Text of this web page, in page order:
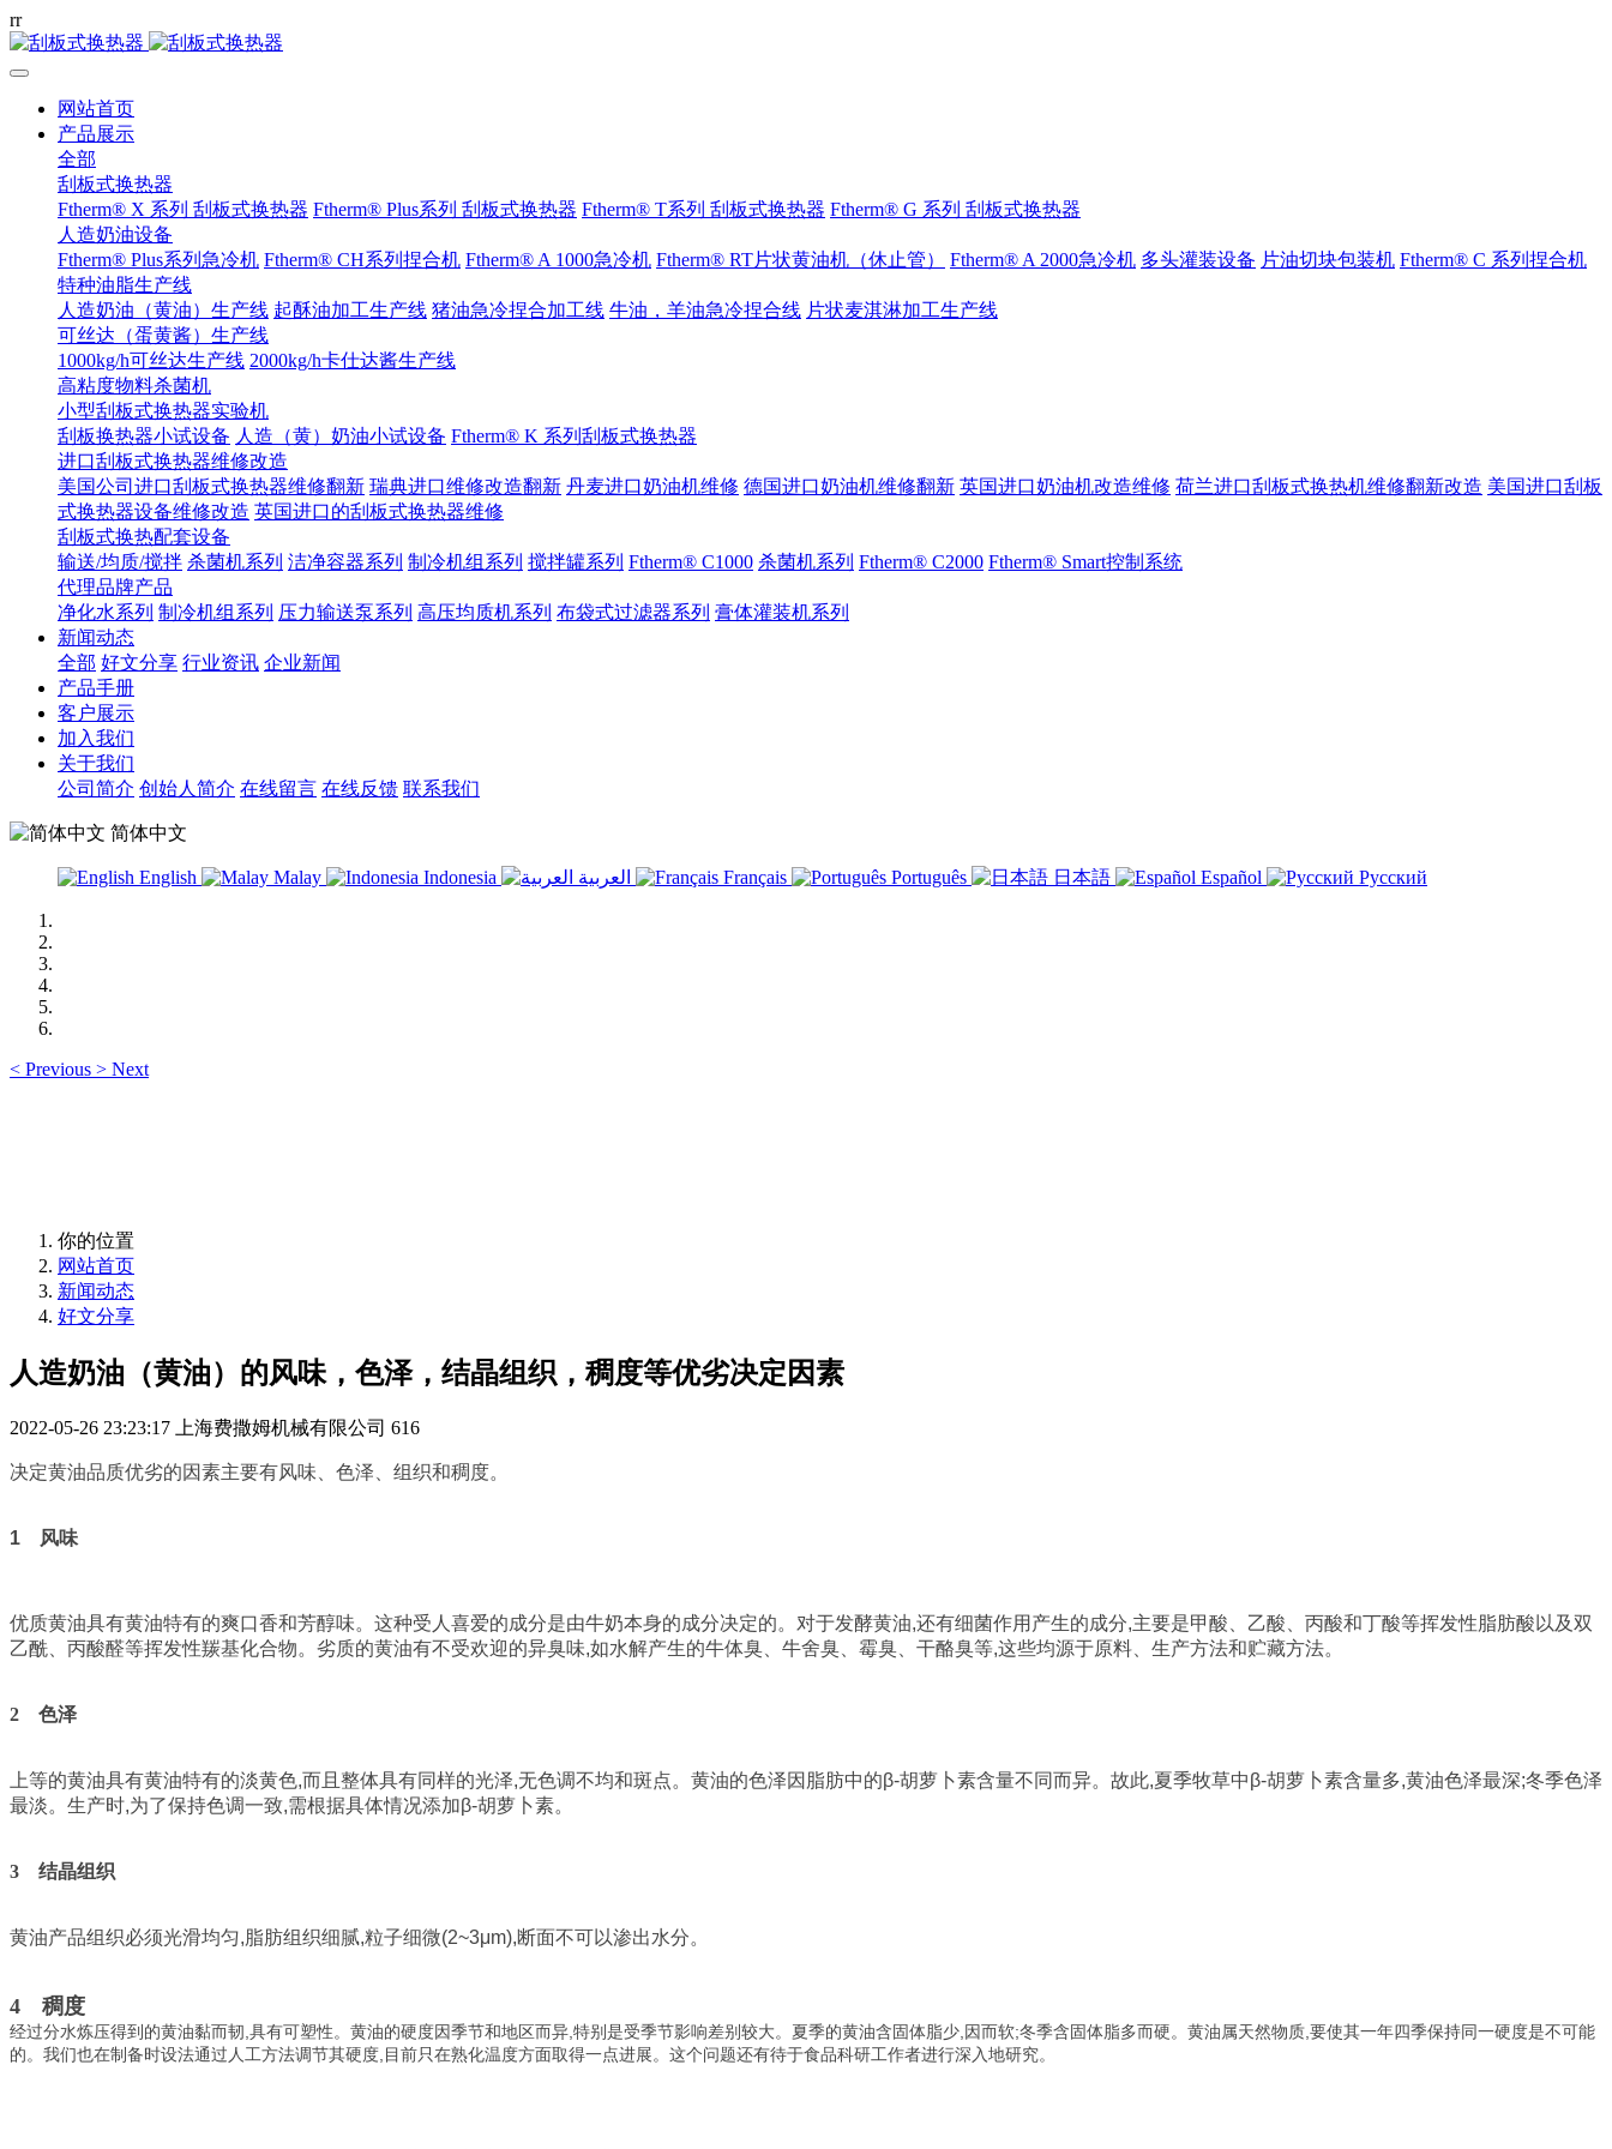
rr
网站首页
产品展示
全部
刮板式换热器
Ftherm® X 系列 刮板式换热器 Ftherm® Plus系列 刮板式换热器 Ftherm® T系列 刮板式换热器 Ftherm® G 系列 刮板式换热器
人造奶油设备
Ftherm® Plus系列急冷机 Ftherm® CH系列捏合机 Ftherm® A 1000急冷机 Ftherm® RT片状黄油机（休止管） Ftherm® A 2000急冷机 多头灌装设备 片油切块包装机 Ftherm® C 系列捏合机
特种油脂生产线
人造奶油（黄油）生产线 起酥油加工生产线 猪油急冷捏合加工线 牛油，羊油急冷捏合线 片状麦淇淋加工生产线
可丝达（蛋黄酱）生产线
1000kg/h可丝达生产线 2000kg/h卡仕达酱生产线
高粘度物料杀菌机
小型刮板式换热器实验机
刮板换热器小试设备 人造（黄）奶油小试设备 Ftherm® K 系列刮板式换热器
进口刮板式换热器维修改造
美国公司进口刮板式换热器维修翻新 瑞典进口维修改造翻新 丹麦进口奶油机维修 德国进口奶油机维修翻新 英国进口奶油机改造维修 荷兰进口刮板式换热机维修翻新改造 美国进口刮板
式换热器设备维修改造 英国进口的刮板式换热器维修
刮板式换热配套设备
输送/均质/搅拌 杀菌机系列 洁净容器系列 制冷机组系列 搅拌罐系列 Ftherm® C1000 杀菌机系列 Ftherm® C2000 Ftherm® Smart控制系统
代理品牌产品
净化水系列 制冷机组系列 压力输送泵系列 高压均质机系列 布袋式过滤器系列 膏体灌装机系列
新闻动态
全部 好文分享 行业资讯 企业新闻
产品手册
客户展示
加入我们
关于我们
公司简介 创始人简介 在线留言 在线反馈 联系我们
简体中文
English Malay Indonesia Français Português 日本語 Español Русский
< Previous > Next
你的位置
网站首页
新闻动态
好文分享
人造奶油（黄油）的风味，色泽，结晶组织，稠度等优劣决定因素
2022-05-26 23:23:17 上海费撒姆机械有限公司 616
决定黄油品质优劣的因素主要有风味、色泽、组织和稠度。
1 风味
优质黄油具有黄油特有的爽口香和芳醇味。这种受人喜爱的成分是由牛奶本身的成分决定的。对于发酵黄油,还有细菌作用产生的成分,主要是甲酸、乙酸、丙酸和丁酸等挥发性脂肪酸以及双
乙酰、丙酸醛等挥发性羰基化合物。劣质的黄油有不受欢迎的异臭味,如水解产生的牛体臭、牛舍臭、霉臭、干酪臭等,这些均源于原料、生产方法和贮藏方法。
2 色泽
上等的黄油具有黄油特有的淡黄色,而且整体具有同样的光泽,无色调不均和斑点。黄油的色泽因脂肪中的β-胡萝卜素含量不同而异。故此,夏季牧草中β-胡萝卜素含量多,黄油色泽最深;冬季色泽
最淡。生产时,为了保持色调一致,需根据具体情况添加β-胡萝卜素。
3 结晶组织
黄油产品组织必须光滑均匀, 脂肪组织细腻,粒子细微(2~3μm),断面不可以渗出水分。
4 稠度
经过分水炼压得到的黄油黏而韧 具有可塑性。黄油的硬度因季节和地区而异 特别是受季节影响差别较大。夏季的黄油含固体脂少 因而软;冬季含固体脂多而硬。黄油属天然物质 要使其一年四季保持同一硬度是不可能
的。我们也在制备时设法通过人工方法调节其硬度 目前只在熟化温度方面取得一点进展。这个问题还有待于食品科研工作者进行深入地研究。